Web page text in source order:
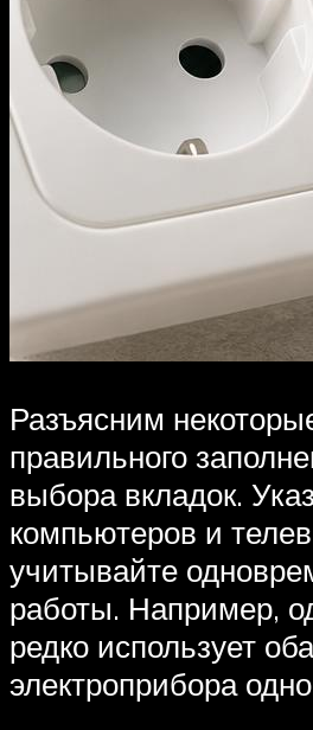
Разъясним
правильного
выбора вкладок.
компьютеров и
учитывайте
работы. Например,
редко использует оба
электроприбора